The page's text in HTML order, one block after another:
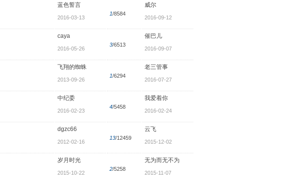
蓝色誓言
2016-03-13
1/8584
威尔
2016-09-12
caya
2016-05-26
3/6513
催巴儿
2016-09-07
飞翔的蜘蛛
2013-09-26
1/6294
老三管事
2016-07-27
中纪委
2016-02-23
4/5458
我爱着你
2016-02-24
dgzc66
2012-02-16
13/12459
云飞
2015-12-02
岁月时光
2015-10-22
2/5258
无为而无不为
2015-11-07